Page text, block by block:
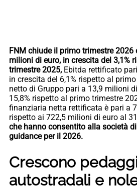
FNM chiude il primo trimestre 2026
milioni di euro, in crescita del 3,1%
trimestre 2025, Ebitda rettificato
in crescita del 6,1% rispetto al
netto di Gruppo pari a 13,9 milioni
15,8% rispetto al primo trimestre
finanziaria netta rettificata è pari a
rispetto ai 722,5 milioni di euro al
che hanno consentito alla società
guidance per il 2026.
Crescono
autostradali e